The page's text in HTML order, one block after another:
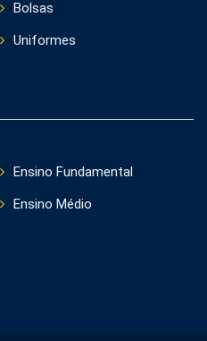
Bolsas
Uniformes
Ensino Fundamental
Ensino Médio